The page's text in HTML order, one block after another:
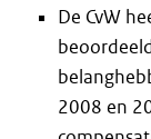
De CvW
2008 en